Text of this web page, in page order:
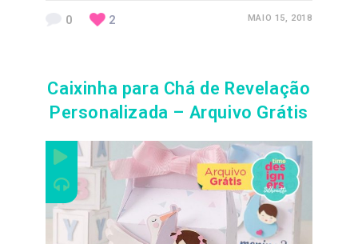
0 2 MAIO 15, 2018
Caixinha para Chá de Revelação
Personalizada – Arquivo Grátis